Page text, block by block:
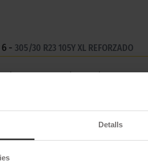
Detalls
6 - 305/30 R23 105Y XL REFORZADO
per a cotxes tipus turisme.
Goodyear